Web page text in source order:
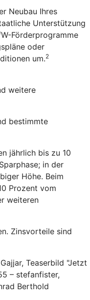
Neubau Ihres
Unterstützung
Förderprogramme
oder
um.2
weitere
bestimmte
jährlich bis zu 10
in der
Höhe. Beim
Prozent vom
weiteren
Zinsvorteile sind
Teaserbild "Jetzt
– stefanfister,
Berthold